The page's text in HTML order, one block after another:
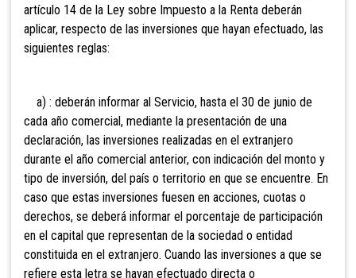
artículo 14 de la Ley sobre Impuesto a la Renta deberán
aplicar, respecto de las inversiones que hayan efectuado, las
siguientes reglas:
a) : deberán informar al Servicio, hasta el 30 de junio de
cada año comercial, mediante la presentación de una
declaración, las inversiones realizadas en el extranjero
durante el año comercial anterior, con indicación del monto y
tipo de inversión, del país o territorio en que se encuentre. En
caso que estas inversiones fuesen en acciones, cuotas o
derechos, se deberá informar el porcentaje de participación
en el capital que representan de la sociedad o entidad
constituida en el extranjero. Cuando las inversiones a que se
refiere esta letra se hayan efectuado directa o